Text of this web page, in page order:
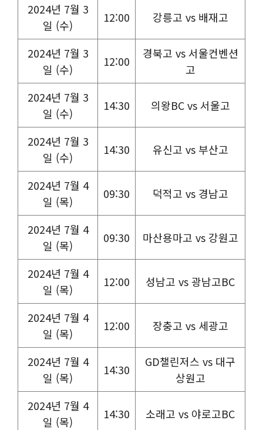
2024년 7월 3
일 (수)
12:00 강릉고 vs 배재고
2024년 7월 3
일 (수)
12:00
경북고 vs 서울컨벤션
고
2024년 7월 3
일 (수)
14:30 의왕BC vs 서울고
2024년 7월 3
일 (수)
14:30 유신고 vs 부산고
2024년 7월 4
일 (목)
09:30 덕적고 vs 경남고
2024년 7월 4
일 (목)
09:30 마산용마고 vs 강원고
2024년 7월 4
일 (목)
12:00 성남고 vs 광남고BC
2024년 7월 4
일 (목)
12:00 장충고 vs 세광고
2024년 7월 4
일 (목)
14:30
GD챌린저스 vs 대구
상원고
2024년 7월 4
일 (목)
14:30 소래고 vs 야로고BC